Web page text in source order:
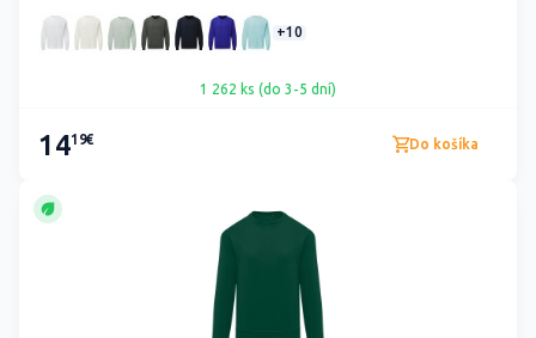
+10
1 262 ks (do 3-5 dní)
1419€ Do košíka